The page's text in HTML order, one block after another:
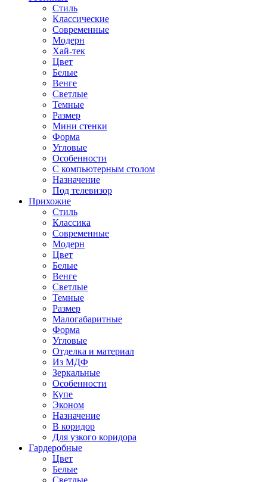
Стиль
Классические
Современные
Модерн
Хай-тек
Цвет
Белые
Венге
Светлые
Темные
Размер
Мини стенки
Форма
Угловые
Особенности
С компьютерным столом
Назначение
Под телевизор
Прихожие
Стиль
Классика
Современные
Модерн
Цвет
Белые
Венге
Светлые
Темные
Размер
Малогабаритные
Форма
Угловые
Отделка и материал
Из МДФ
Зеркальные
Особенности
Купе
Эконом
Назначение
В коридор
Для узкого коридора
Гардеробные
Цвет
Белые
Светлые